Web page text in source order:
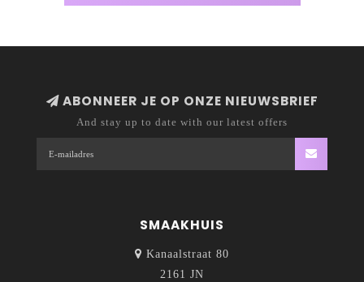
ABONNEER JE OP ONZE NIEUWSBRIEF
And stay up to date with our latest offers
SMAAKHUIS
Kanaalstraat 80
2161 JN